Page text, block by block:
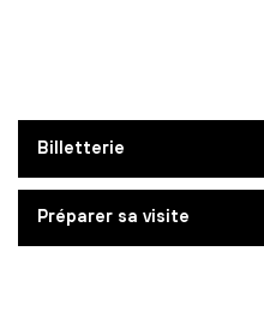
Billetterie
Préparer sa visite